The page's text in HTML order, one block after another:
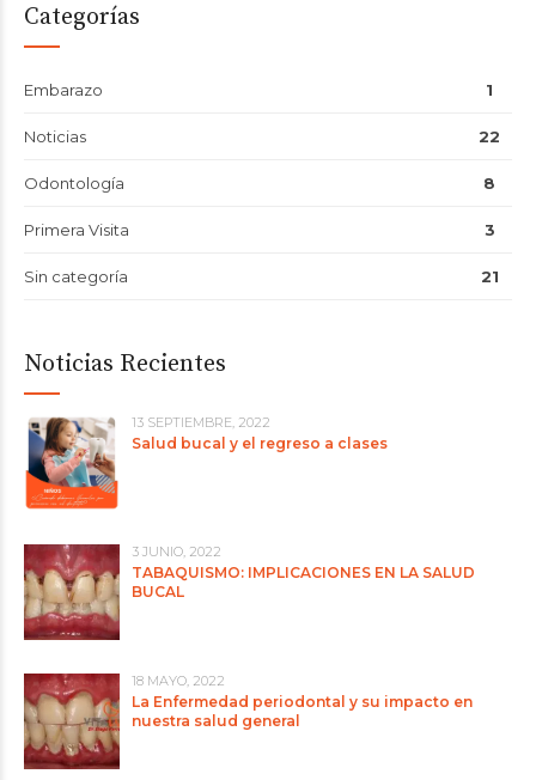
Categorías
Embarazo 1
Noticias 22
Odontología 8
Primera Visita 3
Sin categoría 21
Noticias Recientes
13 SEPTIEMBRE, 2022
Salud bucal y el regreso a clases
3 JUNIO, 2022
TABAQUISMO: IMPLICACIONES EN LA SALUD
BUCAL
18 MAYO, 2022
La Enfermedad periodontal y su impacto en
nuestra salud general